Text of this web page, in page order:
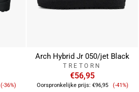
Verkoopprijs
(-36%)
Arch Hybrid Jr 050/jet Black
TRETORN
€56,95
Oorspronkelijke prijs: €96,95 (-41%)